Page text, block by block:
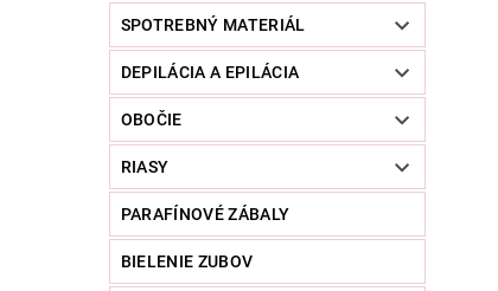
SPOTREBNÝ MATERIÁL
DEPILÁCIA A EPILÁCIA
OBOČIE
RIASY
PARAFÍNOVÉ ZÁBALY
BIELENIE ZUBOV